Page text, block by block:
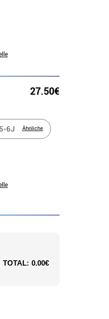
27.50€
5-6J Ähnliche
TOTAL: 0.00€